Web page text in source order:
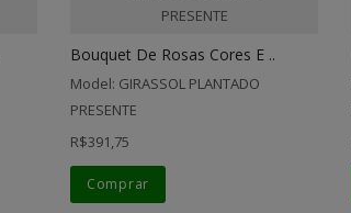
PRESENTE
Bouquet De Rosas Cores E ..
Model: GIRASSOL PLANTADO
PRESENTE
R$391,75
Comprar